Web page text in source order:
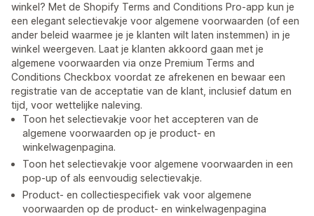
winkel? Met de Shopify Terms and Conditions Pro-app kun je
een elegant selectievakje voor algemene voorwaarden (of een
ander beleid waarmee je je klanten wilt laten instemmen) in je
winkel weergeven. Laat je klanten akkoord gaan met je
algemene voorwaarden via onze Premium Terms and
Conditions Checkbox voordat ze afrekenen en bewaar een
registratie van de acceptatie van de klant, inclusief datum en
tijd, voor wettelijke naleving.
Toon het selectievakje voor het accepteren van de
algemene voorwaarden op je product- en
winkelwagenpagina.
Toon het selectievakje voor algemene voorwaarden in een
pop-up of als eenvoudig selectievakje.
Product- en collectiespecifiek vak voor algemene
voorwaarden op de product- en winkelwagenpagina